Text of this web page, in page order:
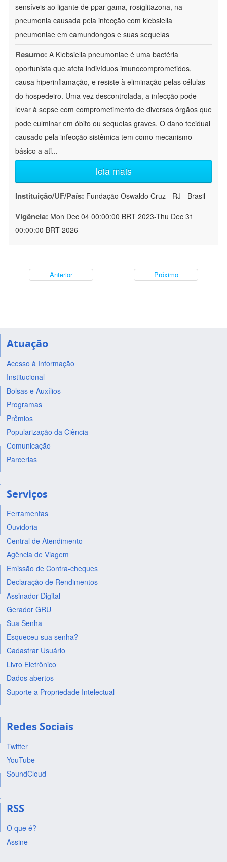
sensíveis ao ligante de ppar gama, rosiglitazona, na
pneumonia causada pela infecção com klebsiella
pneumoniae em camundongos e suas sequelas
Resumo: A Klebsiella pneumoniae é uma bactéria
oportunista que afeta indivíduos imunocomprometidos,
causa hiperinflamação, e resiste à eliminação pelas células
do hospedeiro. Uma vez descontrolada, a infecção pode
levar à sepse com comprometimento de diversos órgãos que
pode culminar em óbito ou sequelas graves. O dano tecidual
causado pela infecção sistêmica tem como mecanismo
básico a ati...
leia mais
Instituição/UF/País: Fundação Oswaldo Cruz - RJ - Brasil
Vigência: Mon Dec 04 00:00:00 BRT 2023-Thu Dec 31
00:00:00 BRT 2026
Anterior Próximo
Atuação
Acesso à Informação
Institucional
Bolsas e Auxílios
Programas
Prêmios
Popularização da Ciência
Comunicação
Parcerias
Serviços
Ferramentas
Ouvidoria
Central de Atendimento
Agência de Viagem
Emissão de Contra-cheques
Declaração de Rendimentos
Assinador Digital
Gerador GRU
Sua Senha
Esqueceu sua senha?
Cadastrar Usuário
Livro Eletrônico
Dados abertos
Suporte a Propriedade Intelectual
Redes Sociais
Twitter
YouTube
SoundCloud
RSS
O que é?
Assine